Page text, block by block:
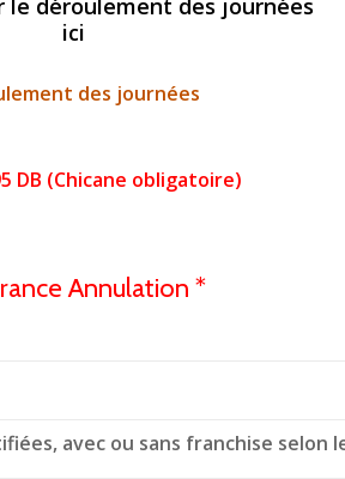
ici
des journées
DB (Chicane obligatoire)
Annulation *
avec ou sans franchise selon